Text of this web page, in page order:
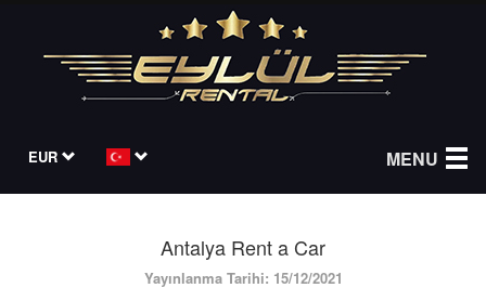
EUR MENU
Antalya Rent a Car
Yayınlanma Tarihi: 15/12/2021